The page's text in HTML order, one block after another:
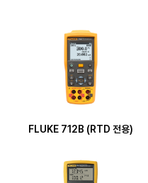
FLUKE 712B (RTD 전용)